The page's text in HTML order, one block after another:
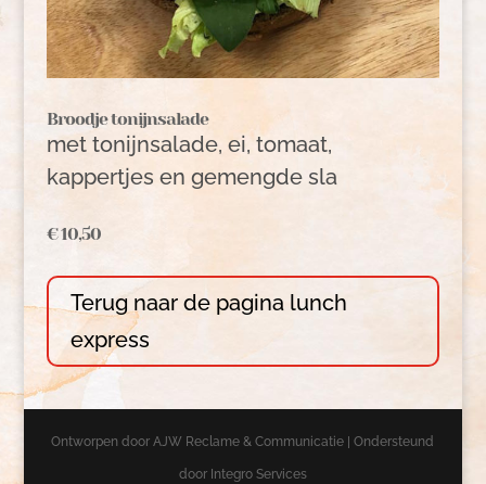
Broodje tonijnsalade
met tonijnsalade, ei, tomaat,
kappertjes en gemengde sla
€ 10,50
Terug naar de pagina lunch
express
Ontworpen door AJW Reclame & Communicatie | Ondersteund
door Integro Services